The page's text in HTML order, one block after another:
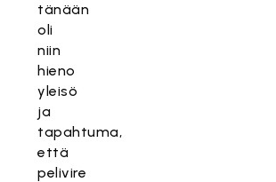
tänään
oli
niin
hieno
yleisö
ja
tapahtuma,
että
pelivire